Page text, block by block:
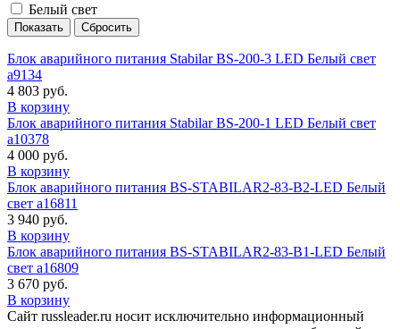
Белый свет
Блок аварийного питания Stabilar BS-200-3 LED Белый свет
a9134
4 803 руб.
В корзину
Блок аварийного питания Stabilar BS-200-1 LED Белый свет
a10378
4 000 руб.
В корзину
Блок аварийного питания BS-STABILAR2-83-B2-LED Белый
свет a16811
3 940 руб.
В корзину
Блок аварийного питания BS-STABILAR2-83-B1-LED Белый
свет a16809
3 670 руб.
В корзину
Сайт russleader.ru носит исключительно информационный